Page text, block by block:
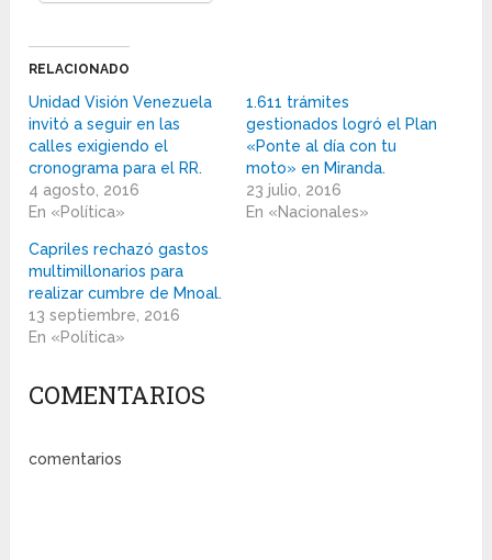
RELACIONADO
Unidad Visión Venezuela
invitó a seguir en las
calles exigiendo el
cronograma para el RR.
4 agosto, 2016
En «Política»
1.611 trámites
gestionados logró el Plan
«Ponte al día con tu
moto» en Miranda.
23 julio, 2016
En «Nacionales»
Capriles rechazó gastos
multimillonarios para
realizar cumbre de Mnoal.
13 septiembre, 2016
En «Política»
COMENTARIOS
comentarios